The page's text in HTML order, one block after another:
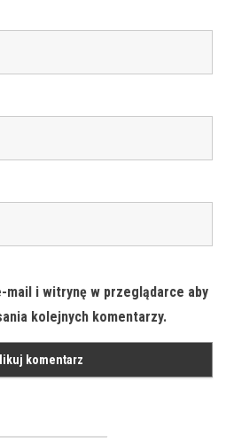
mail i witrynę w przeglądarce aby
kolejnych komentarzy.